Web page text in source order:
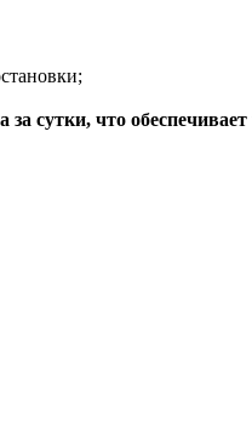
сутки, что